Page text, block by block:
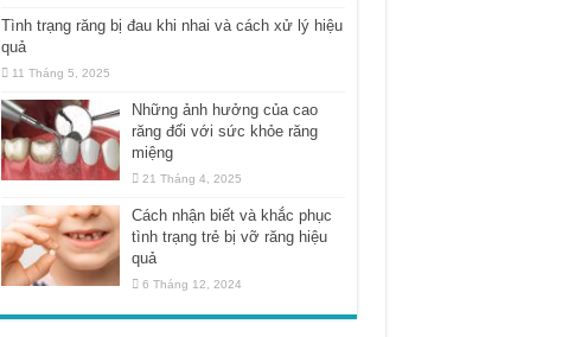
Tình trạng răng bị đau khi nhai và cách xử lý hiệu
quả
11 Tháng 5, 2025
Những ảnh hưởng của cao
răng đối với sức khỏe răng
miệng
21 Tháng 4, 2025
Cách nhận biết và khắc phục
tình trạng trẻ bị vỡ răng hiệu
quả
6 Tháng 12, 2024